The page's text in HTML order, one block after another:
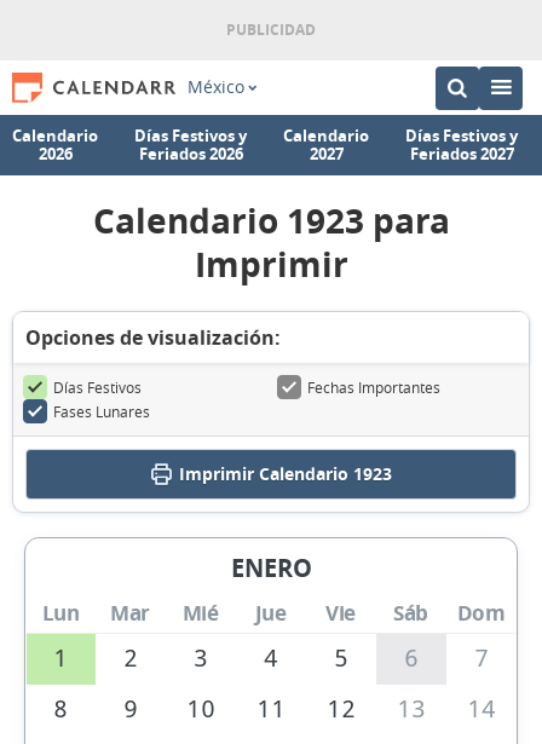
México
Calendario
2026
Días Festivos y
Feriados 2026
Calendario
2027
Días Festivos y
Feriados 2027
Calendario 1923 para
Imprimir
Opciones de visualización:
Días Festivos
Fechas Importantes
Fases Lunares
ImprimirCalendario 1923
ENERO
Lun Mar Mié Jue Vie Sáb Dom
1 2 3 4 5 6
7
8
9 10 11 12 13
14